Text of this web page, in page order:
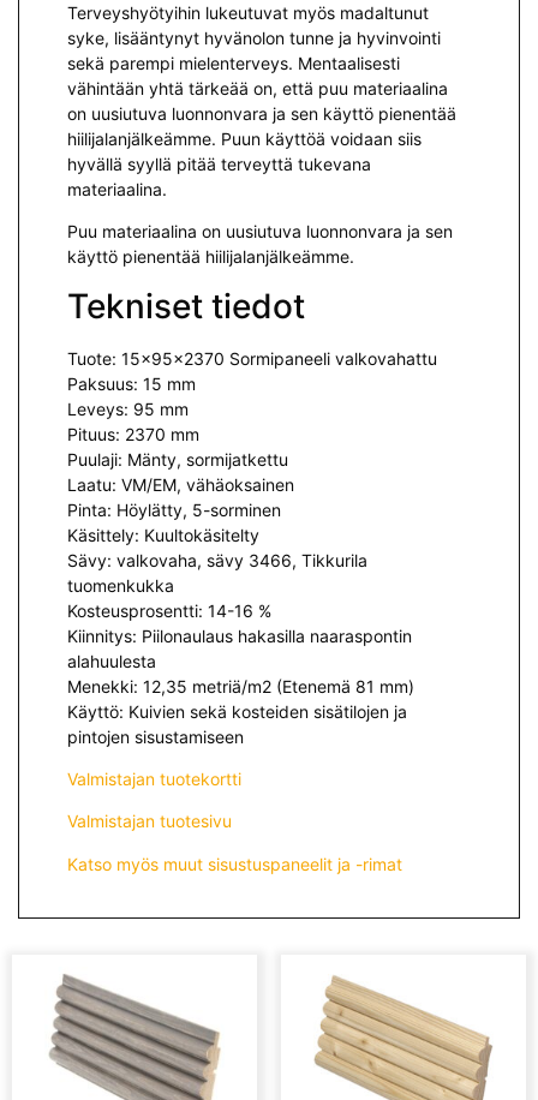
Terveyshyötyihin lukeutuvat myös madaltunut
syke, lisääntynyt hyvänolon tunne ja hyvinvointi
sekä parempi mielenterveys. Mentaalisesti
vähintään yhtä tärkeää on, että puu materiaalina
on uusiutuva luonnonvara ja sen käyttö pienentää
hiilijalanjälkeämme. Puun käyttöä voidaan siis
hyvällä syyllä pitää terveyttä tukevana
materiaalina.
Puu materiaalina on uusiutuva luonnonvara ja sen
käyttö pienentää hiilijalanjälkeämme.
Tekniset tiedot
Tuote: 15x95x2370 Sormipaneeli valkovahattu
Paksuus: 15 mm
Leveys: 95 mm
Pituus: 2370 mm
Puulaji: Mänty, sormijatkettu
Laatu: VM/EM, vähäoksainen
Pinta: Höylätty, 5-sorminen
Käsittely: Kuultokäsitelty
Sävy: valkovaha, sävy 3466, Tikkurila
tuomenkukka
Kosteusprosentti: 14-16 %
Kiinnitys: Piilonaulaus hakasilla naaraspontin
alahuulesta
Menekki: 12,35 metriä/m2 (Etenemä 81 mm)
Käyttö: Kuivien sekä kosteiden sisätilojen ja
pintojen sisustamiseen
Valmistajan tuotekortti
Valmistajan tuotesivu
Katso myös muut sisustuspaneelit ja -rimat